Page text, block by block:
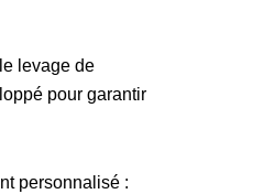
levage de
pour garantir
personnalisé :